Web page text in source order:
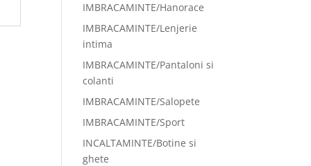
IMBRACAMINTE/Hanorace
IMBRACAMINTE/Lenjerie
intima
IMBRACAMINTE/Pantaloni si
colanti
IMBRACAMINTE/Salopete
IMBRACAMINTE/Sport
INCALTAMINTE/Botine si
ghete